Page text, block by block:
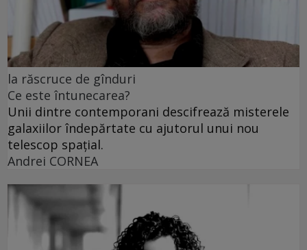
la răscruce de gînduri
Ce este întunecarea?
Unii dintre contemporani descifrează misterele
galaxiilor îndepărtate cu ajutorul unui nou
telescop spațial.
Andrei CORNEA